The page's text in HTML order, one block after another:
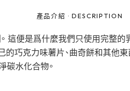
產品介紹 ·DESCRIPTION
這便是爲什麼我們只使用完整
巧克力味薯片、曲奇餅和其他東
碳水化合物。